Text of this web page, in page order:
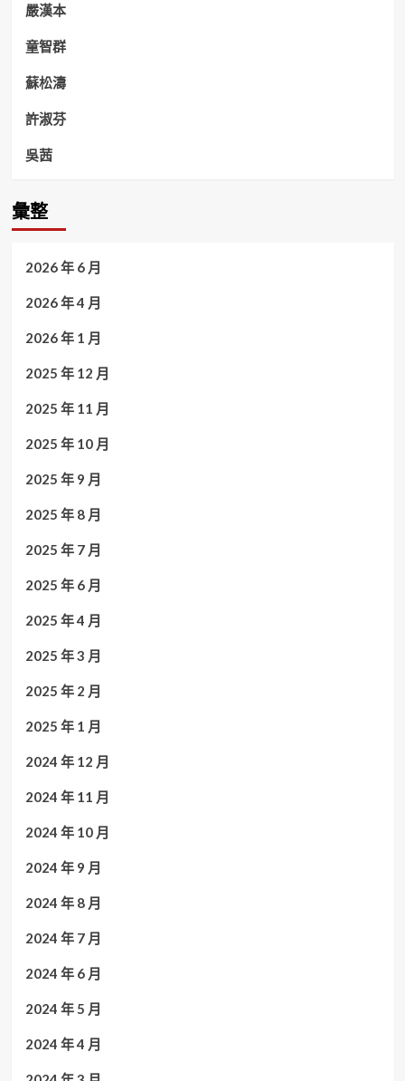
嚴漢本
童智群
蘇松濤
許淑芬
吳茜
彙整
2026 年 6 月
2026 年 4 月
2026 年 1 月
2025 年 12 月
2025 年 11 月
2025 年 10 月
2025 年 9 月
2025 年 8 月
2025 年 7 月
2025 年 6 月
2025 年 4 月
2025 年 3 月
2025 年 2 月
2025 年 1 月
2024 年 12 月
2024 年 11 月
2024 年 10 月
2024 年 9 月
2024 年 8 月
2024 年 7 月
2024 年 6 月
2024 年 5 月
2024 年 4 月